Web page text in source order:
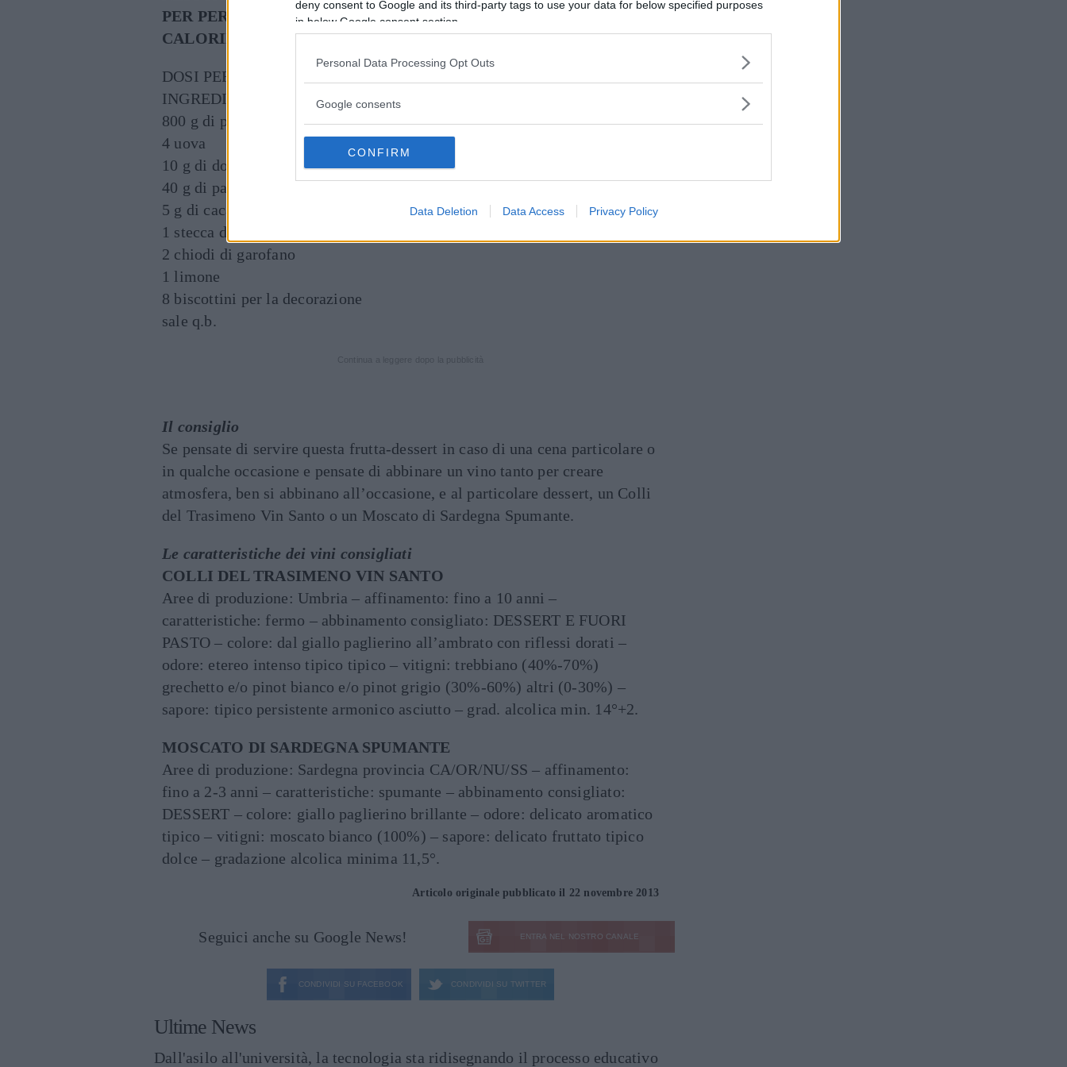
deny consent to Google and its third-party tags to use your data for below specified purposes
in below Google consent section.
Personal Data Processing Opt Outs
Google consents
CONFIRM
Data Deletion Data Access Privacy Policy
PER PERSONA:
CALORIE 110
DOSI PER 8 PERSONE
INGREDIENTI
800 g di pere
4 uova
10 g di dolcificante a 0 calorie
40 g di panna vegetale
5 g di cacao amaro in polvere
1 stecca di cannella
2 chiodi di garofano
1 limone
8 biscottini per la decorazione
sale q.b.
Il consiglio
Se pensate di servire questa frutta-dessert in caso di una cena particolare o
in qualche occasione e pensate di abbinare un vino tanto per creare
atmosfera, ben si abbinano all’occasione, e al particolare dessert, un Colli
del Trasimeno Vin Santo o un Moscato di Sardegna Spumante.
Le caratteristiche dei vini consigliati
COLLI DEL TRASIMENO VIN SANTO
Aree di produzione: Umbria – affinamento: fino a 10 anni –
caratteristiche: fermo – abbinamento consigliato: DESSERT E FUORI
PASTO – colore: dal giallo paglierino all’ambrato con riflessi dorati –
odore: etereo intenso tipico tipico – vitigni: trebbiano (40%-70%)
grechetto e/o pinot bianco e/o pinot grigio (30%-60%) altri (0-30%) –
sapore: tipico persistente armonico asciutto – grad. alcolica min. 14°+2.
MOSCATO DI SARDEGNA SPUMANTE
Aree di produzione: Sardegna provincia CA/OR/NU/SS – affinamento:
fino a 2-3 anni – caratteristiche: spumante – abbinamento consigliato:
DESSERT – colore: giallo paglierino brillante – odore: delicato aromatico
tipico – vitigni: moscato bianco (100%) – sapore: delicato fruttato tipico
dolce – gradazione alcolica minima 11,5°.
Articolo originale pubblicato il 22 novembre 2013
Seguici anche su Google News! ENTRA NEL NOSTRO CANALE
CONDIVIDI SU FACEBOOK CONDIVIDI SU TWITTER
Ultime News
Dall'asilo all'università, la tecnologia sta ridisegnando il processo educativo